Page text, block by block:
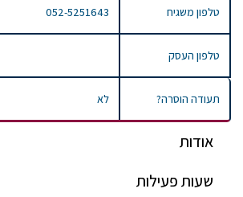
אודות
שעות פעילות
טלפון משגיח 052-5251643
טלפון העסק
תעודה הוסרה? לא